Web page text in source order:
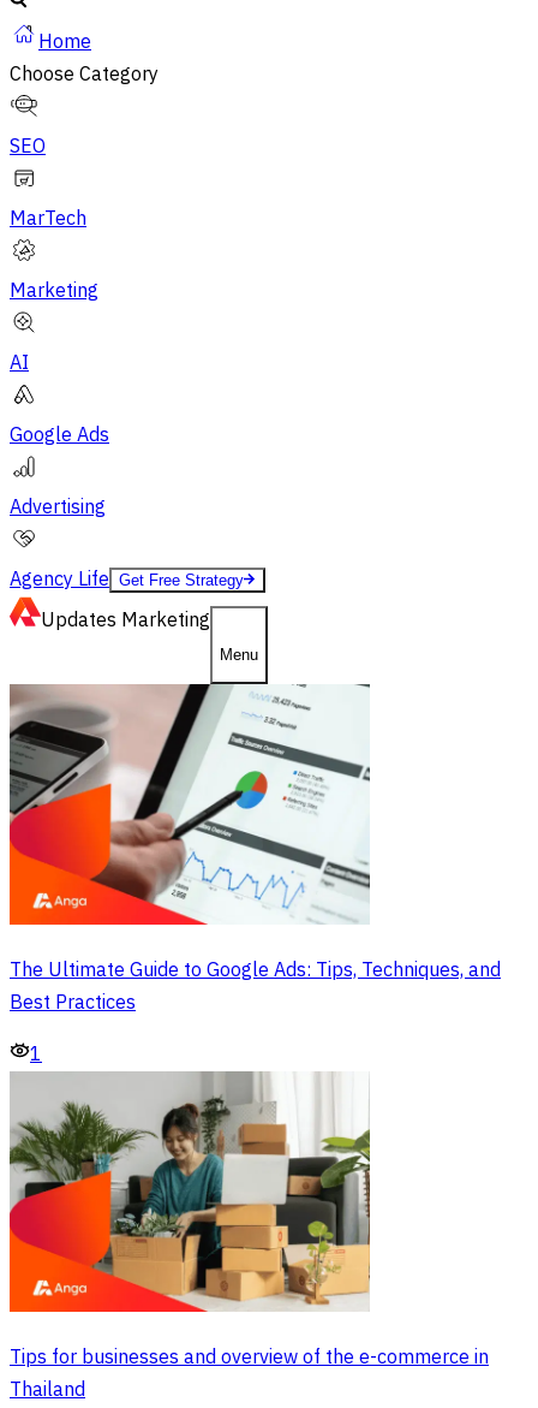
Home
Choose Category
SEO
MarTech
Marketing
AI
Google Ads
Advertising
Agency Life Get Free Strategy
Updates Marketing
Menu
The Ultimate Guide to Google Ads: Tips, Techniques, and
Best Practices
1
Tips for businesses and overview of the e-commerce in
Thailand